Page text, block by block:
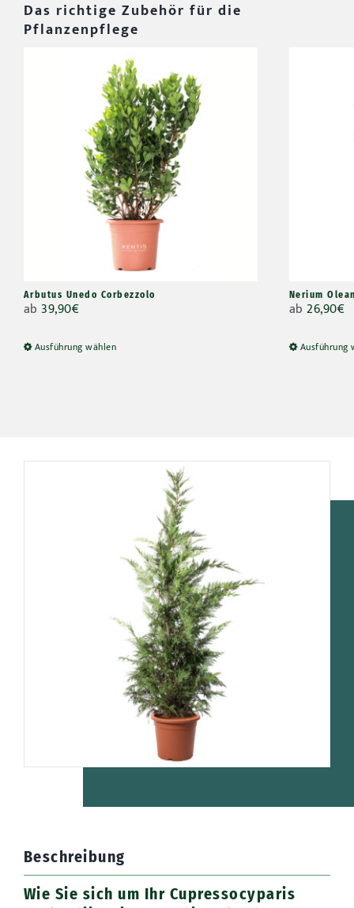
Das richtige Zubehör für die
Pflanzenpflege
Arbutus Unedo Corbezzolo
ab39,90€
Ausführung wählen
Nerium
ab26,90€
Ausführung
Beschreibung
Wie Sie sich um Ihr Cupressocyparis